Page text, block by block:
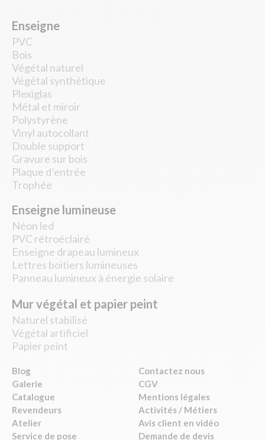
Enseigne
PVC
Bois
Végétal naturel
Végétal synthétique
Plexiglas
Métal et miroir
Polystyrène
Vinyl autocollant
Double support
Gravure sur bois
Plaque d’entrée
Trophée
Enseigne lumineuse
Néon led
PVC rétroéclairé
Enseigne drapeau lumineux
Lettres boitiers lumineuses
Panneau lumineux à énergie solaire
Mur végétal et papier peint
Naturel stabilisé
Végétal artificiel
Papier peint
Blog
Galerie
Catalogue
Revendeurs
Atelier
Service de pose
Contactez nous
CGV
Mentions légales
Activités / Métiers
Avis client en vidéo
Demande de devis